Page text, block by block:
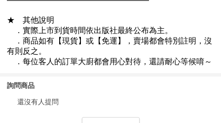
詢問商品
還沒有人提問